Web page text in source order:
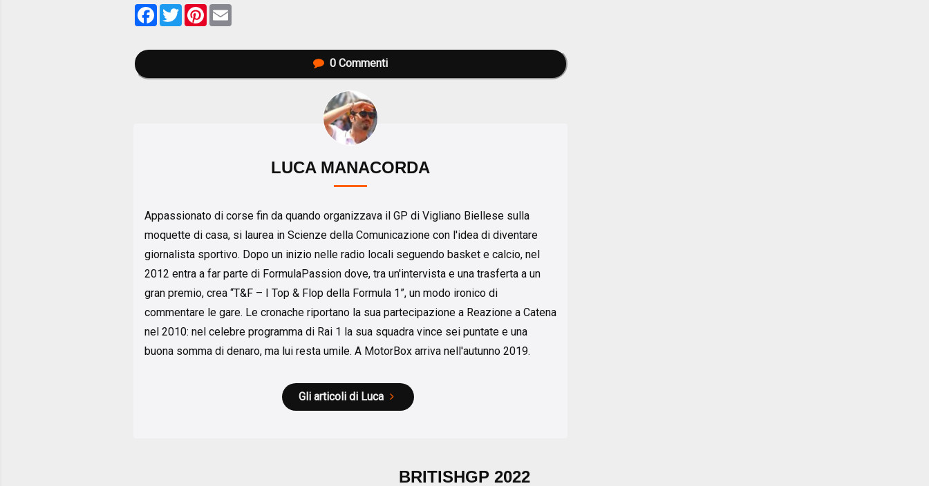
Facebook
TwitterPinterest
0 Commenti
LUCA MANACORDA
Appassionato di corse fin da quando organizzava il GP di Vigliano Biellese sulla
moquette di casa, si laurea in Scienze della Comunicazione con l'idea di diventare
giornalista sportivo. Dopo un inizio nelle radio locali seguendo basket e calcio, nel
2012 entra a far parte di FormulaPassion dove, tra un'intervista e una trasferta a un
gran premio, crea “T&F – I Top & Flop della Formula 1”, un modo ironico di
commentare le gare. Le cronache riportano la sua partecipazione a Reazione a Catena
nel 2010: nel celebre programma di Rai 1 la sua squadra vince sei puntate e una
buona somma di denaro, ma lui resta umile. A MotorBox arriva nell'autunno 2019.
Gli articoli di Luca
BRITISHGP 2022